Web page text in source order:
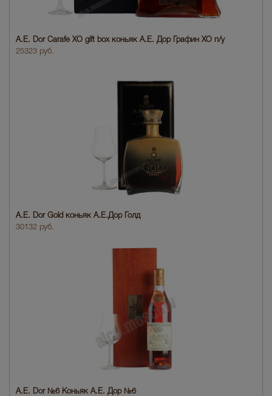
A.E. Dor Carafe XO gift box коньяк А.Е. Дор Графин XO п/у
25323 руб.
A.E. Dor Gold коньяк A.E.Дор Голд
30132 руб.
A.E. Dor №6 Коньяк A.E. Дор №6